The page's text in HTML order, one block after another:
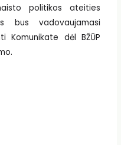
politikos ateities
bus vadovaujamasi
Komunikate dėl BŽŪP